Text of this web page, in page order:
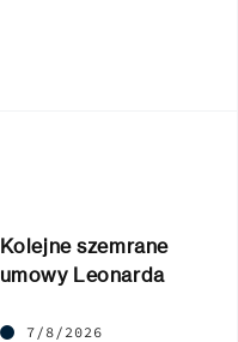
Kolejne szemrane
umowy Leonarda
7/8/2026